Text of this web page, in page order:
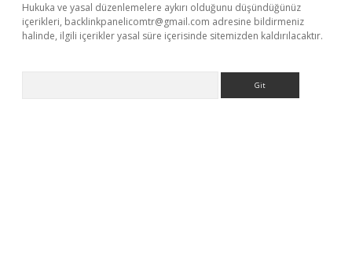
Hukuka ve yasal düzenlemelere aykırı olduğunu düşündüğünüz
içerikleri, backlinkpanelicomtr@gmail.com adresine bildirmeniz
halinde, ilgili içerikler yasal süre içerisinde sitemizden kaldırılacaktır.